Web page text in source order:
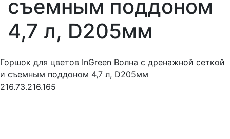
съемным поддоном
4,7 л, D205мм
Горшок для цветов InGreen Волна с дренажной сеткой
и съемным поддоном 4,7 л, D205мм
216.73.216.165